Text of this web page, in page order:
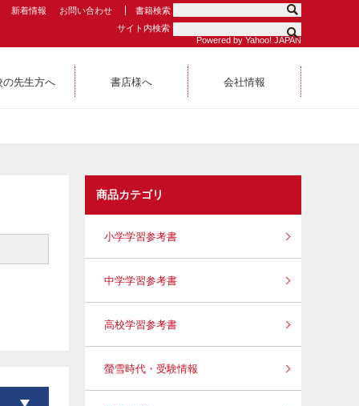
新着情報 お問い合わせ
書籍検索
サイト内検索
Powered by Yahoo! JAPAN
の先生方へ 書店様へ 会社情報
商品カテゴリ
小学学習参考書
中学学習参考書
高校学習参考書
螢雪時代・受験情報